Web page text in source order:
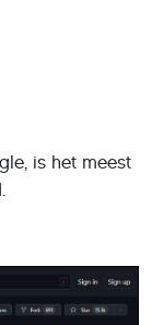
is het meest